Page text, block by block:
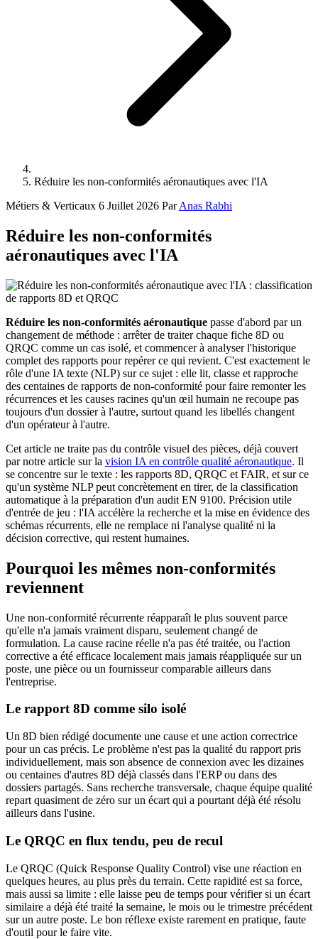
Réduire les non-conformités aéronautiques avec l'IA
Métiers & Verticaux 6 Juillet 2026 ParAnas Rabhi
Réduire les non-conformités
aéronautiques avec l'IA
Réduire les non-conformités aéronautique passe d'abord par un
changement de méthode : arrêter de traiter chaque fiche 8D ou
QRQC comme un cas isolé, et commencer à analyser l'historique
complet des rapports pour repérer ce qui revient. C'est exactement le
rôle d'une IA texte (NLP) sur ce sujet : elle lit, classe et rapproche
des centaines de rapports de non-conformité pour faire remonter les
récurrences et les causes racines qu'un œil humain ne recoupe pas
toujours d'un dossier à l'autre, surtout quand les libellés changent
d'un opérateur à l'autre.
Cet article ne traite pas du contrôle visuel des pièces, déjà couvert
par notre article sur la vision IA en contrôle qualité aéronautique. Il
se concentre sur le texte : les rapports 8D, QRQC et FAIR, et sur ce
qu'un système NLP peut concrètement en tirer, de la classification
automatique à la préparation d'un audit EN 9100. Précision utile
d'entrée de jeu : l'IA accélère la recherche et la mise en évidence des
schémas récurrents, elle ne remplace ni l'analyse qualité ni la
décision corrective, qui restent humaines.
Pourquoi les mêmes non-conformités
reviennent
Une non-conformité récurrente réapparaît le plus souvent parce
qu'elle n'a jamais vraiment disparu, seulement changé de
formulation. La cause racine réelle n'a pas été traitée, ou l'action
corrective a été efficace localement mais jamais réappliquée sur un
poste, une pièce ou un fournisseur comparable ailleurs dans
l'entreprise.
Le rapport 8D comme silo isolé
Un 8D bien rédigé documente une cause et une action correctrice
pour un cas précis. Le problème n'est pas la qualité du rapport pris
individuellement, mais son absence de connexion avec les dizaines
ou centaines d'autres 8D déjà classés dans l'ERP ou dans des
dossiers partagés. Sans recherche transversale, chaque équipe qualité
repart quasiment de zéro sur un écart qui a pourtant déjà été résolu
ailleurs dans l'usine.
Le QRQC en flux tendu, peu de recul
Le QRQC (Quick Response Quality Control) vise une réaction en
quelques heures, au plus près du terrain. Cette rapidité est sa force,
mais aussi sa limite : elle laisse peu de temps pour vérifier si un écart
similaire a déjà été traité la semaine, le mois ou le trimestre précédent
sur un autre poste. Le bon réflexe existe rarement en pratique, faute
d'outil pour le faire vite.